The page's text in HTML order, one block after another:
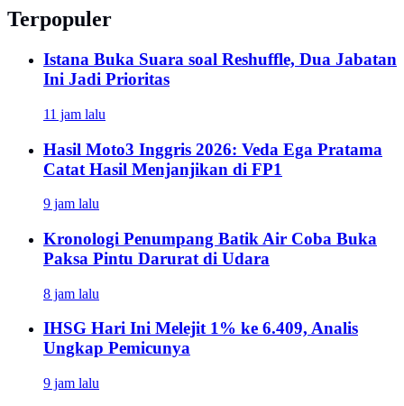
Terpopuler
Istana Buka Suara soal Reshuffle, Dua Jabatan
Ini Jadi Prioritas
11 jam lalu
Hasil Moto3 Inggris 2026: Veda Ega Pratama
Catat Hasil Menjanjikan di FP1
9 jam lalu
Kronologi Penumpang Batik Air Coba Buka
Paksa Pintu Darurat di Udara
8 jam lalu
IHSG Hari Ini Melejit 1% ke 6.409, Analis
Ungkap Pemicunya
9 jam lalu